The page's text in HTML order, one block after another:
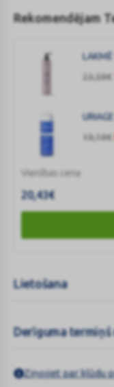
Rekomendējam
23,59€
19,19€
Vienības cena
20,43€
Lietošana
Derīguma
Ziņojiet par kļūdu